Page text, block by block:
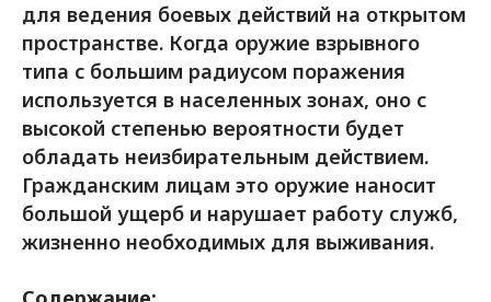
для ведения боевых действий на открытом
пространстве. Когда оружие взрывного
типа с большим радиусом поражения
используется в населенных зонах, оно с
высокой степенью вероятности будет
обладать неизбирательным действием.
Гражданским лицам это оружие наносит
большой ущерб и нарушает работу служб,
жизненно необходимых для выживания.